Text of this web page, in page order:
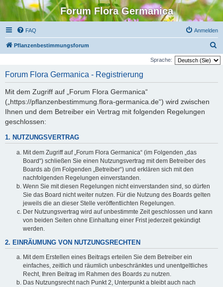
Forum Flora Germanica
FAQ Anmelden
Pflanzenbestimmungsforum
u
Sprache:
Forum Flora Germanica - Registrierung
Mit dem Zugriff auf „Forum Flora Germanica“
(„https://pflanzenbestimmung.flora-germanica.de“) wird zwischen
Ihnen und dem Betreiber ein Vertrag mit folgenden Regelungen
geschlossen:
1. NUTZUNGSVERTRAG
Mit dem Zugriff auf „Forum Flora Germanica“ (im Folgenden „das
Board“) schließen Sie einen Nutzungsvertrag mit dem Betreiber des
Boards ab (im Folgenden „Betreiber“) und erklären sich mit den
nachfolgenden Regelungen einverstanden.
Wenn Sie mit diesen Regelungen nicht einverstanden sind, so dürfen
Sie das Board nicht weiter nutzen. Für die Nutzung des Boards gelten
jeweils die an dieser Stelle veröffentlichten Regelungen.
Der Nutzungsvertrag wird auf unbestimmte Zeit geschlossen und kann
von beiden Seiten ohne Einhaltung einer Frist jederzeit gekündigt
werden.
2. EINRÄUMUNG VON NUTZUNGSRECHTEN
Mit dem Erstellen eines Beitrags erteilen Sie dem Betreiber ein
einfaches, zeitlich und räumlich unbeschränktes und unentgeltliches
Recht, Ihren Beitrag im Rahmen des Boards zu nutzen.
Das Nutzungsrecht nach Punkt 2, Unterpunkt a bleibt auch nach